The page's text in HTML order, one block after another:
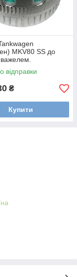
MKV80 SS до
відправки
₴
Купити